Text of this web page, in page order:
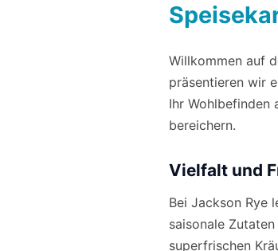
Willkommen auf
präsentieren wir
Ihr Wohlbefinden
bereichern.
Vielfalt und
Bei Jackson Rye
saisonale
superfrischen